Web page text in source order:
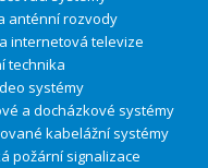
anténní rozvody
internetová televize
technika
systémy
a docházkové systémy
kabelážní systémy
požární signalizace